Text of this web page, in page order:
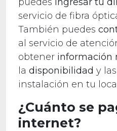
servicio de fibra
También puedes
al servicio de
obtener información
la disponibilidad y
instalación en tu
¿Cuánto se
internet?